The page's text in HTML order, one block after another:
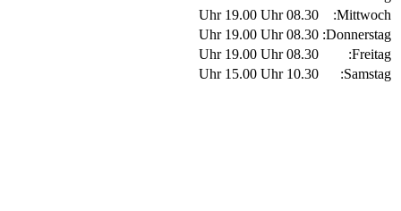
Mittwoch:
08.30 Uhr
19.00 Uhr
Donnerstag:
08.30 Uhr
19.00 Uhr
Freitag:
08.30 Uhr
19.00 Uhr
Samstag:
10.30 Uhr
15.00 Uhr